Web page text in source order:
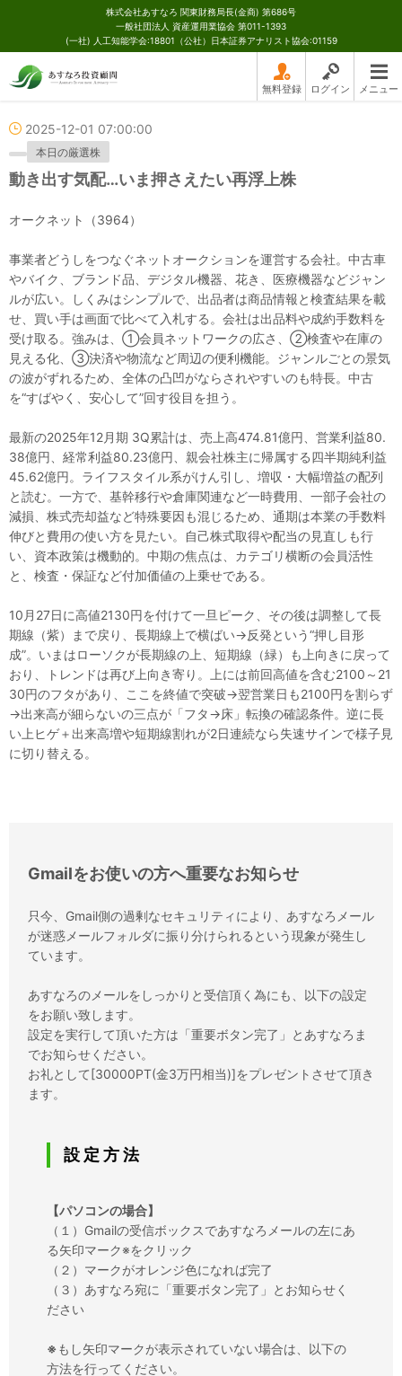
株式会社あすなろ 関東財務局長(金商) 第686号
一般社団法人 資産運用業協会 第011-1393
(一社) 人工知能学会:18801（公社）日本証券アナリスト協会:01159
無料登録 ログイン メニュー
2025-12-01 07:00:00
本日の厳選株
動き出す気配…いま押さえたい再浮上株
オークネット（3964）
事業者どうしをつなぐネットオークションを運営する会社。中古車
やバイク、ブランド品、デジタル機器、花き、医療機器などジャン
ルが広い。しくみはシンプルで、出品者は商品情報と検査結果を載
せ、買い手は画面で比べて入札する。会社は出品料や成約手数料を
受け取る。強みは、①会員ネットワークの広さ、②検査や在庫の
見える化、③決済や物流など周辺の便利機能。ジャンルごとの景気
の波がずれるため、全体の凸凹がならされやすいのも特長。中古
を“すばやく、安心して”回す役目を担う。
最新の2025年12月期 3Q累計は、売上高474.81億円、営業利益80.
38億円、経常利益80.23億円、親会社株主に帰属する四半期純利益
45.62億円。ライフスタイル系がけん引し、増収・大幅増益の配列
と読む。一方で、基幹移行や倉庫関連など一時費用、一部子会社の
減損、株式売却益など特殊要因も混じるため、通期は本業の手数料
伸びと費用の使い方を見たい。自己株式取得や配当の見直しも行
い、資本政策は機動的。中期の焦点は、カテゴリ横断の会員活性
と、検査・保証など付加価値の上乗せである。
10月27日に高値2130円を付けて一旦ピーク、その後は調整して長
期線（紫）まで戻り、長期線上で横ばい→反発という“押し目形
成”。いまはローソクが長期線の上、短期線（緑）も上向きに戻って
おり、トレンドは再び上向き寄り。上には前回高値を含む2100～21
30円のフタがあり、ここを終値で突破→翌営業日も2100円を割らず
→出来高が細らないの三点が「フタ→床」転換の確認条件。逆に長
い上ヒゲ＋出来高増や短期線割れが2日連続なら失速サインで様子見
に切り替える。
Gmailをお使いの方へ重要なお知らせ
只今、Gmail側の過剰なセキュリティにより、あすなろメール
が迷惑メールフォルダに振り分けられるという現象が発生し
ています。
あすなろのメールをしっかりと受信頂く為にも、以下の設定
をお願い致します。
設定を実行して頂いた方は「重要ボタン完了」とあすなろま
でお知らせください。
お礼として[30000PT(金3万円相当)]をプレゼントさせて頂き
ます。
設 定 方 法
【パソコンの場合】
（１）Gmailの受信ボックスであすなろメールの左にあ
る矢印マーク※をクリック
（２）マークがオレンジ色になれば完了
（３）あすなろ宛に「重要ボタン完了」とお知らせく
ださい
※もし矢印マークが表示されていない場合は、以下の
方法を行ってください。